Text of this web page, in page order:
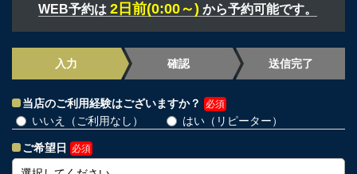
WEB予約は 2日前(0:00～) から予約可能です。
入力 確認 送信完了
当店のご利用経験はございますか？ 必須
いいえ（ご利用なし） はい（リピーター）
ご希望日 必須